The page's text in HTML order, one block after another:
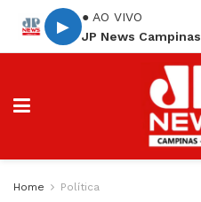
▶
● AO VIVO
JP News Campinas
Home Política